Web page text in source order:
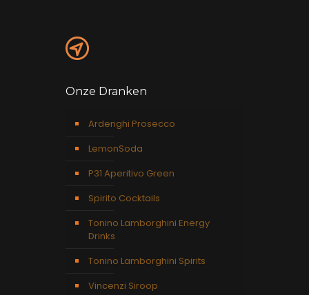
Onze Dranken
Ardenghi Prosecco
LemonSoda
P31 Aperitivo Green
Spirito Cocktails
Tonino Lamborghini Energy
Drinks
Tonino Lamborghini Spirits
Vincenzi Siroop